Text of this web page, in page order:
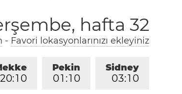
hafta 32
- Favori lokasyonlarınızı ekleyiniz
Sidney
03:1 0
Pekin
01 :1 0
20:1 0